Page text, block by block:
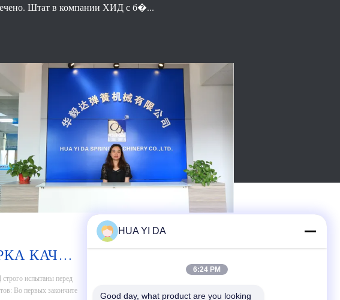
Штат в компании ХИД с б�...
ПРОВЕРКА КАЧЕСТВА
испытаны перед
Во первых закончите
СВЯЖИТЕСЬ МЫ
HUA YI DA
6:24 PM
Good day, what product are you looking